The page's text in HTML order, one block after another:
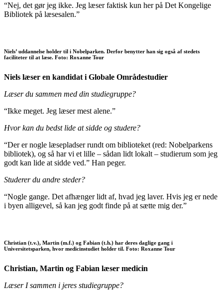
“Nej, det gør jeg ikke. Jeg læser faktisk kun her på Det Kongelige
Bibliotek på læsesalen.”
Niels’ uddannelse holder til i Nobelparken. Derfor benytter han sig også af stedets
faciliteter til at læse. Foto: Roxanne Tour
Niels læser en kandidat i Globale Områdestudier
Læser du sammen med din studiegruppe?
“Ikke meget. Jeg læser mest alene.”
Hvor kan du bedst lide at sidde og studere?
“Der er nogle læsepladser rundt om biblioteket (red: Nobelparkens
bibliotek), og så har vi et lille – sådan lidt lokalt – studierum som jeg
godt kan lide at sidde ved.” Han peger.
Studerer du andre steder?
“Nogle gange. Det afhænger lidt af, hvad jeg laver. Hvis jeg er nede
i byen alligevel, så kan jeg godt finde på at sætte mig der.”
Christian (t.v.), Martin (m.f.) og Fabian (t.h.) har deres daglige gang i
Universitetsparken, hvor medicinstudiet holder til. Foto: Roxanne Tour
Christian, Martin og Fabian læser medicin
Læser I sammen i jeres studiegruppe?